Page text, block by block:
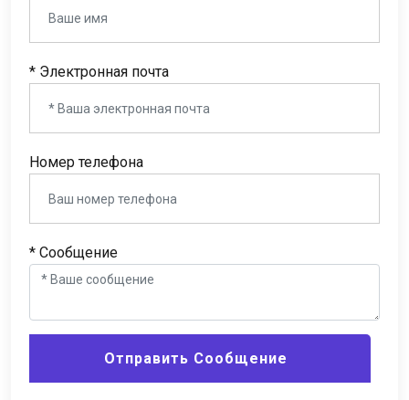
* Электронная почта
Номер телефона
* Сообщение
Отправить Сообщение